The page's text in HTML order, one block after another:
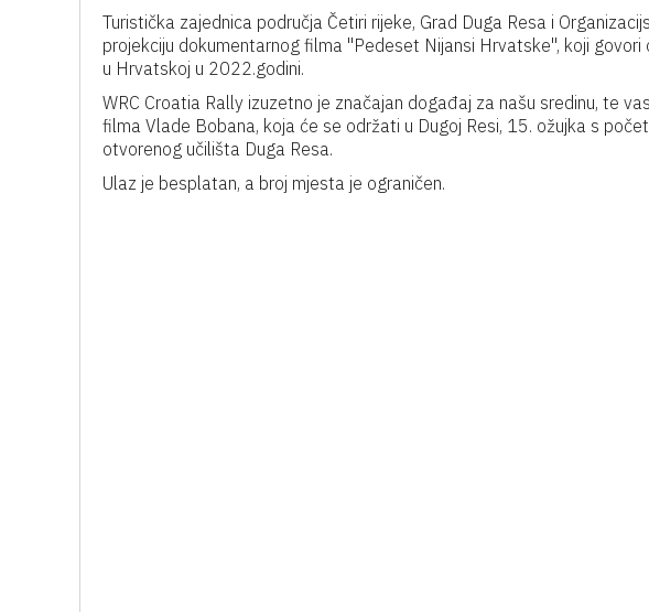
Turistička zajednica područja Četiri rijeke, Grad Duga Resa i
projekciju dokumentarnog filma "Pedeset Nijansi Hrvatske", koji
u Hrvatskoj u 2022.godini.
WRC Croatia Rally izuzetno je značajan događaj za našu sredinu, te
filma Vlade Bobana, koja će se održati u Dugoj Resi, 15. ožujka s
otvorenog učilišta Duga Resa.
Ulaz je besplatan, a broj mjesta je ograničen.